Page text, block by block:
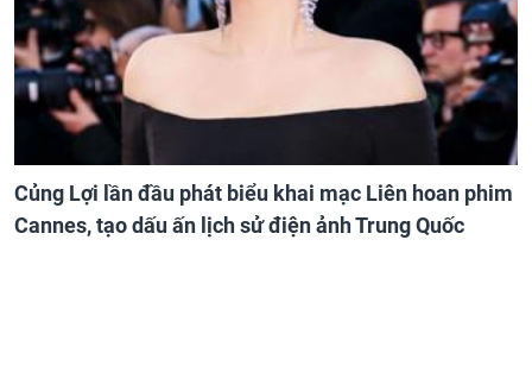
Củng Lợi lần đầu phát biểu khai mạc Liên hoan phim
Cannes, tạo dấu ấn lịch sử điện ảnh Trung Quốc